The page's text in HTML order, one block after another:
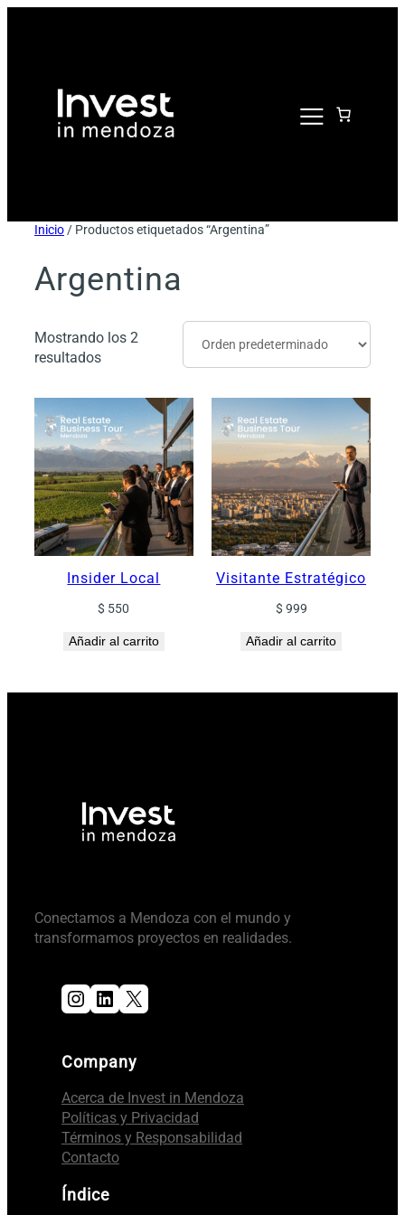
Inicio / Productos etiquetados “Argentina”
Argentina
Mostrando los 2
resultados
Insider Local
$ 550
Añadir al carrito
Visitante Estratégico
$ 999
Añadir al carrito
Conectamos a Mendoza con el mundo y
transformamos proyectos en realidades.
Instagram LinkedIn X
Company
Acerca de Invest in Mendoza
Políticas y Privacidad
Términos y Responsabilidad
Contacto
Índice